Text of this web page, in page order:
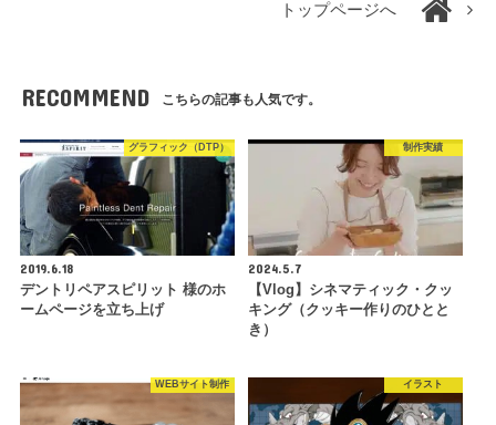
トップページへ
RECOMMEND こちらの記事も人気です。
グラフィック（DTP）
2019.6.18
デントリペアスピリット 様のホ
ームページを立ち上げ
制作実績
2024.5.7
【Vlog】シネマティック・クッ
キング（クッキー作りのひとと
き）
WEBサイト制作 イラスト